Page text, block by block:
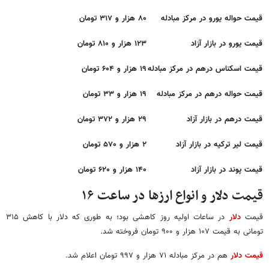
قیمت حواله یورو در مرکز مبادله ۸۰ هزار و ۳۱۷ تو مان
قیمت یورو در بازار آزاد ۱۲۳ هزار و ۸۱۰ تومان
قیمت اسکناس درهم در مرکز مبادله۱۹ هزار و ۶۰۴ تومان
قیمت حواله درهم در مرکز مبادله ۱۹ هزار و ۳۳ تومان
قیمت درهم در بازار آزاد ۲۹ هزار و ۳۷۲ تومان
قیمت لیر ترکیه در بازار آزاد ۲ هزار و ۵۷۰ تومان
قیمت پوند در بازار آزاد ۱۴۰ هزار و ۶۲۰ تومان
قیمت دلار و انواع ارزها در ساعت ۱۶
قیمتدلار
در ساعات اولیه روز کاهشی بود؛ به طوری که دلار با کاهش ۳۱۵
تومانی به قیمت ۱۰۷ هزار و ۹۰۰ تومان فروخته شد.
قیمت دلار هم در مرکز مبادله ۷۱ هزار و ۹۹۷ تومان اعلام شد.